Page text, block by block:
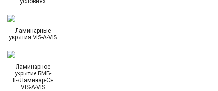
условиях
Ламинарные
укрытия VIS-A-VIS
Ламинарное
укрытие БМБ-
II-«Ламинар-С»
VIS-A-VIS